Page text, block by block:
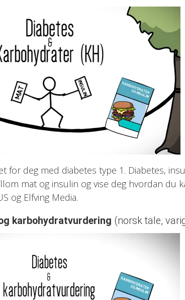
for deg med diabetes type 1. Diabetes,
mat og insulin og vise deg hvordan
og Elfving Media.
karbohydratvurdering (norsk tale,